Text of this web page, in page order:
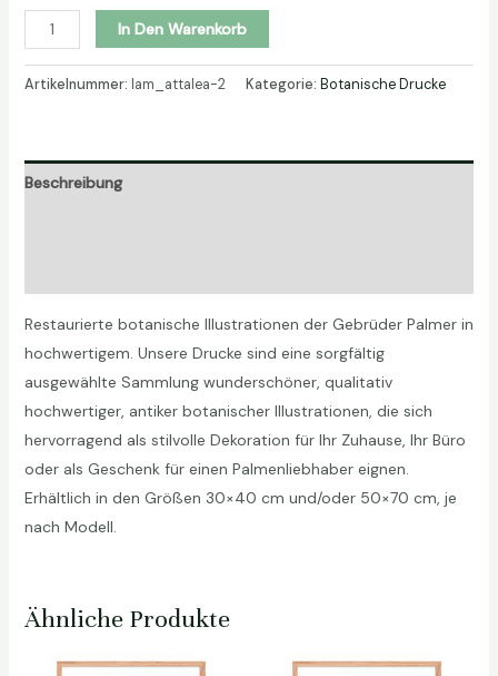
Acrocomia
und
Chamaedorea
In Den Warenkorb
Artikelnummer: lam_attalea-2 Kategorie: Botanische Drucke
Beschreibung
Restaurierte botanische Illustrationen der Gebrüder Palmer in
hochwertigem. Unsere Drucke sind eine sorgfältig
ausgewählte Sammlung wunderschöner, qualitativ
hochwertiger, antiker botanischer Illustrationen, die sich
hervorragend als stilvolle Dekoration für Ihr Zuhause, Ihr Büro
oder als Geschenk für einen Palmenliebhaber eignen.
Erhältlich in den Größen 30×40 cm und/oder 50×70 cm, je
nach Modell.
Ähnliche Produkte